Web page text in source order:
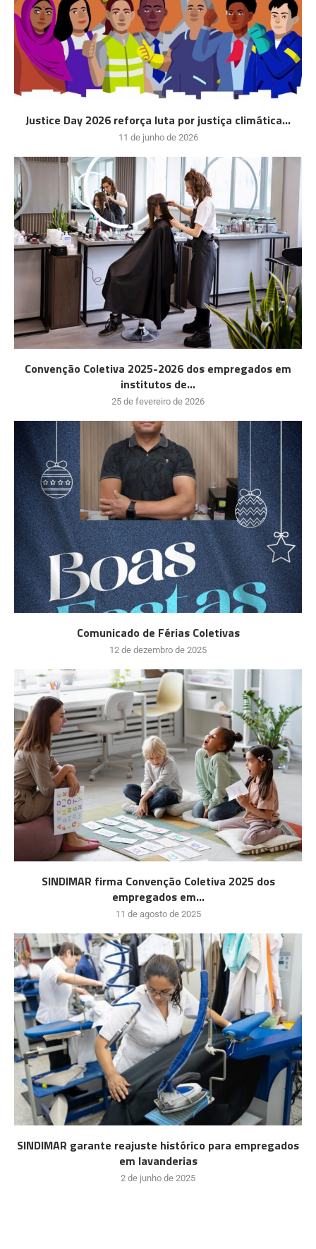
Justice Day 2026 reforça luta por justiça climática...
11 de junho de 2026
Convenção Coletiva 2025-2026 dos empregados em
institutos de...
25 de fevereiro de 2026
Comunicado de Férias Coletivas
12 de dezembro de 2025
SINDIMAR firma Convenção Coletiva 2025 dos
empregados em...
11 de agosto de 2025
SINDIMAR garante reajuste histórico para empregados
em lavanderias
2 de junho de 2025